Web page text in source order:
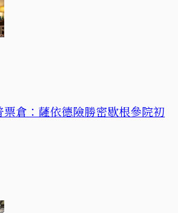
倉：薩依德險勝密歇根參院初